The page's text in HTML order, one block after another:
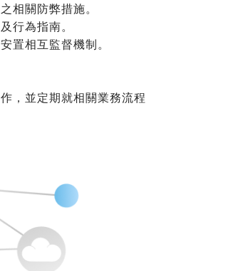
相關防弊措施。
行為指南。
置相互監督機制。
，並定期就相關業務流程